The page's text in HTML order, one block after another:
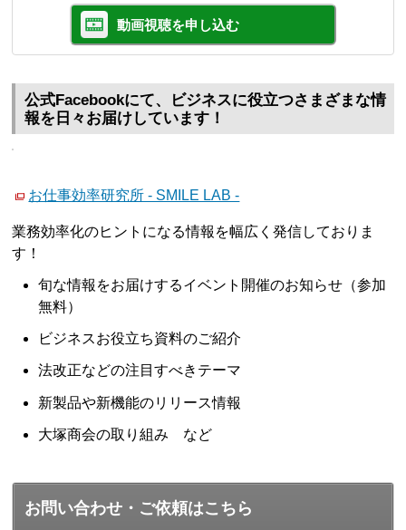
動画視聴を申し込む
公式Facebookにて、ビジネスに役立つさまざまな情
報を日々お届けしています！
お仕事効率研究所 - SMILE LAB -
業務効率化のヒントになる情報を幅広く発信しておりま
す！
旬な情報をお届けするイベント開催のお知らせ（参加
無料）
ビジネスお役立ち資料のご紹介
法改正などの注目すべきテーマ
新製品や新機能のリリース情報
大塚商会の取り組み など
お問い合わせ・ご依頼はこちら